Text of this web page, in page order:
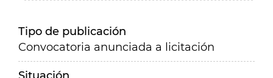
Tipo de publicación
Convocatoria anunciada a licitación